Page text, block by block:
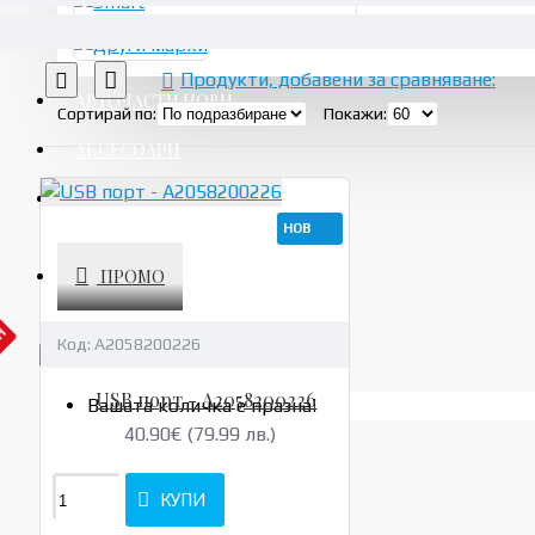
АВТОЧАСТИ НОВИ
АКСЕСОАРИ
УСЛУГИ
ПРОМО
Вашата количка е празна!
Продукти, добавени за сравняване:
Сортирай по: Покажи:
НОВ
Код: A2058200226
USB порт - A2058200226
40.90€ (79.99 лв.)
КУПИ